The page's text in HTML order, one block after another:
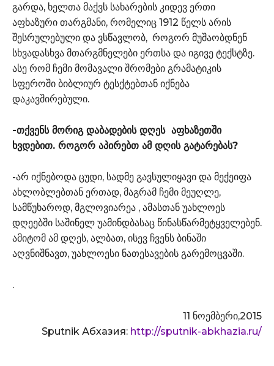
გარდა, ხელთა მაქვს სახარების კიდევ ერთი
აფხაზური თარგმანი, რომელიც 1912 წელს არის
შესრულებული და ვსწავლობ, როგორ მუშაობდნენ
სხვადასხვა მთარგმნელები ერთსა და იგივე ტექსტზე.
ასე რომ ჩემი მომავალი შრომები გრამატიკის
სფეროში ბიბლიურ ტესქტებთან იქნება
დაკავშირებული.
-თქვენს მორიგ დაბადების დღეს აფხაზეთში
ხვდებით. როგორ აპირებთ ამ დღის გატარებას?
-არ იქნებოდა ცუდი, სადმე გავსულიყავი და მექეიფა
ახლობლებთან ერთად, მაგრამ ჩემი მეუღლე,
სამწუხაროდ, მგლოვიარეა , ამასთან უახლოეს
დღეებში საშინელ უამინდბასაც წინასწარმეტყველებენ.
ამიტომ ამ დღეს, ალბათ, ისევ ჩვენს ბინაში
აღვნიშნავთ, უახლოესი ნათესავების გარემოცვაში.
.
11 ნოემბერი,2015
Sputnik Абхазия: http://sputnik-abkhazia.ru/